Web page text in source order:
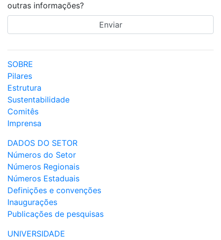
outras informações?
SOBRE
Pilares
Estrutura
Sustentabilidade
Comitês
Imprensa
DADOS DO SETOR
Números do Setor
Números Regionais
Números Estaduais
Definições e convenções
Inaugurações
Publicações de pesquisas
UNIVERSIDADE